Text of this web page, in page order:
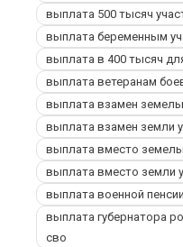
выплата 500 тысяч
выплата беременным
выплата в 400 тысяч
выплата ветеранам
выплата взамен
выплата взамен земли
выплата вместо
выплата вместо земли
выплата военной
выплата губернатора
сво